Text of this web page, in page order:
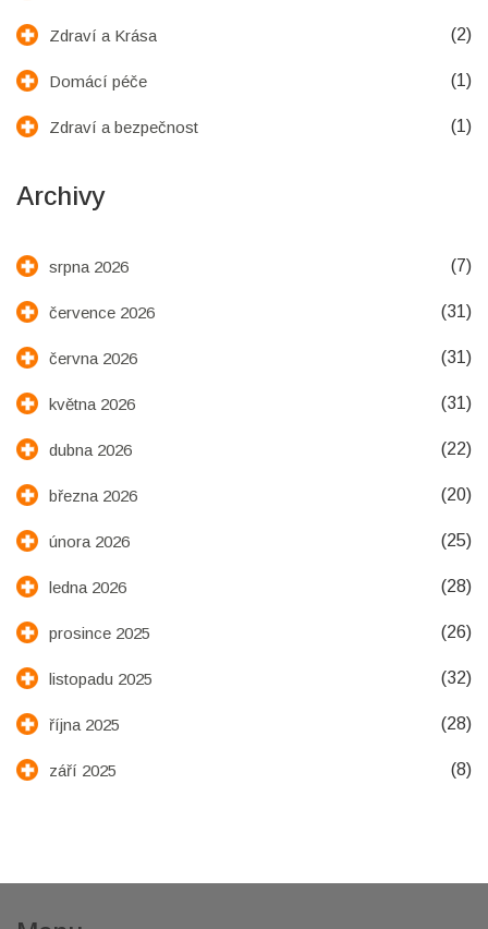
Zdraví a Krása (2)
Domácí péče (1)
Zdraví a bezpečnost (1)
Archivy
srpna 2026 (7)
července 2026 (31)
června 2026 (31)
května 2026 (31)
dubna 2026 (22)
března 2026 (20)
února 2026 (25)
ledna 2026 (28)
prosince 2025 (26)
listopadu 2025 (32)
října 2025 (28)
září 2025 (8)